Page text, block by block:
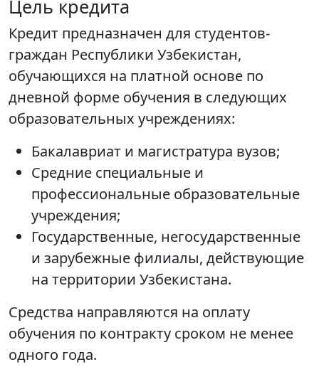
Цель кредита
Кредит предназначен для студентов-
граждан Республики Узбекистан,
обучающихся на платной основе по
дневной форме обучения в следующих
образовательных учреждениях:
Бакалавриат и магистратура вузов;
Средние специальные и
профессиональные образовательные
учреждения;
Государственные, негосударственные
и зарубежные филиалы, действующие
на территории Узбекистана.
Средства направляются на оплату
обучения по контракту сроком не менее
одного года.